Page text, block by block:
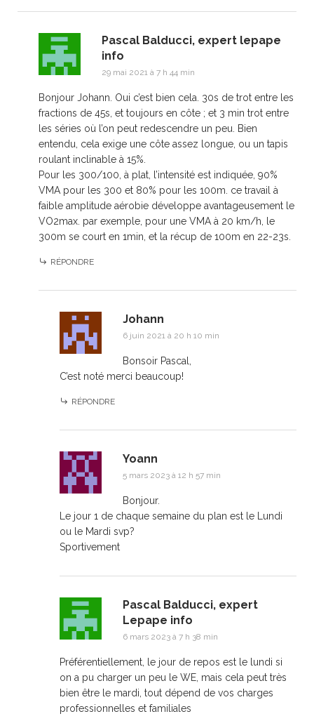
Pascal Balducci, expert lepape
info
29 mai 2021 à 7 h 44 min
Bonjour Johann. Oui c’est bien cela. 30s de trot entre les
fractions de 45s, et toujours en côte ; et 3 min trot entre
les séries où l’on peut redescendre un peu. Bien
entendu, cela exige une côte assez longue, ou un tapis
roulant inclinable à 15%.
Pour les 300/100, à plat, l’intensité est indiquée, 90%
VMA pour les 300 et 80% pour les 100m. ce travail à
faible amplitude aérobie développe avantageusement le
VO2max. par exemple, pour une VMA à 20 km/h, le
300m se court en 1min, et la récup de 100m en 22-23s.
RÉPONDRE
Johann
6 juin 2021 à 20 h 10 min
Bonsoir Pascal,
C’est noté merci beaucoup!
RÉPONDRE
Yoann
5 mars 2023 à 12 h 57 min
Bonjour.
Le jour 1 de chaque semaine du plan est le Lundi
ou le Mardi svp?
Sportivement
Pascal Balducci, expert
Lepape info
6 mars 2023 à 7 h 38 min
Préférentiellement, le jour de repos est le lundi si
on a pu charger un peu le WE, mais cela peut très
bien être le mardi, tout dépend de vos charges
professionnelles et familiales